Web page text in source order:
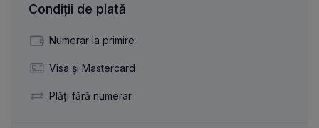
Condiții de plată
Numerar la primire
Visa și Mastercard
Plăți fără numerar